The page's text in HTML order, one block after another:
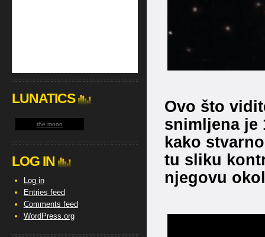
Ovo što
snimljena je
kako
tu sliku
njegovu
LUNATICS
the moon
LOG IN
Log in
Entries feed
Comments feed
WordPress.org